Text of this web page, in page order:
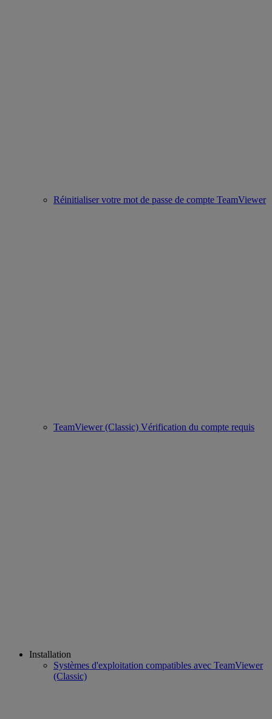
Réinitialiser votre mot de passe de compte TeamViewer
TeamViewer (Classic) Vérification du compte requis
Installation
Systèmes d'exploitation compatibles avec TeamViewer
(Classic)